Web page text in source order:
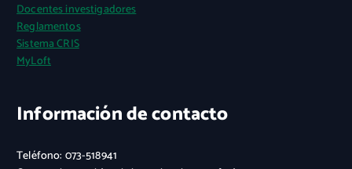
Docentes investigadores
Reglamentos
Sistema CRIS
MyLoft
Información de contacto
Teléfono: 073-518941